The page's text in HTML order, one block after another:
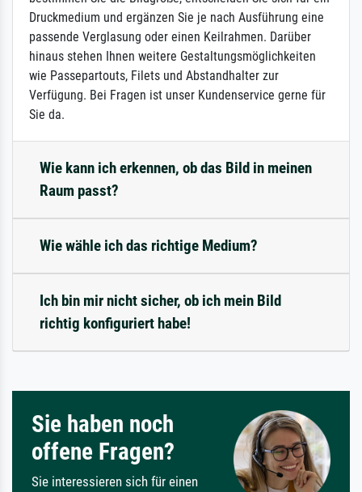
Druckmedium und ergänzen Sie je nach Ausführung eine
passende Verglasung oder einen Keilrahmen. Darüber
hinaus stehen Ihnen weitere Gestaltungsmöglichkeiten
wie Passepartouts, Filets und Abstandhalter zur
Verfügung. Bei Fragen ist unser Kundenservice gerne für
Sie da.
Wie kann ich erkennen, ob das Bild in meinen
Raum passt?
Wie wähle ich das richtige Medium?
Ich bin mir nicht sicher, ob ich mein Bild
richtig konfiguriert habe!
Sie haben noch
offene Fragen?
Sie interessieren sich für einen